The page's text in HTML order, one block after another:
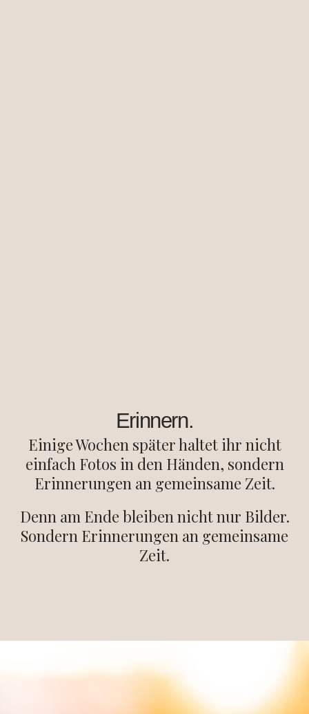
Erinnern.
Einige Wochen später haltet ihr nicht
einfach Fotos in den Händen, sondern
Erinnerungen an gemeinsame Zeit.
Denn am Ende bleiben nicht nur Bilder.
Sondern Erinnerungen an gemeinsame
Zeit.